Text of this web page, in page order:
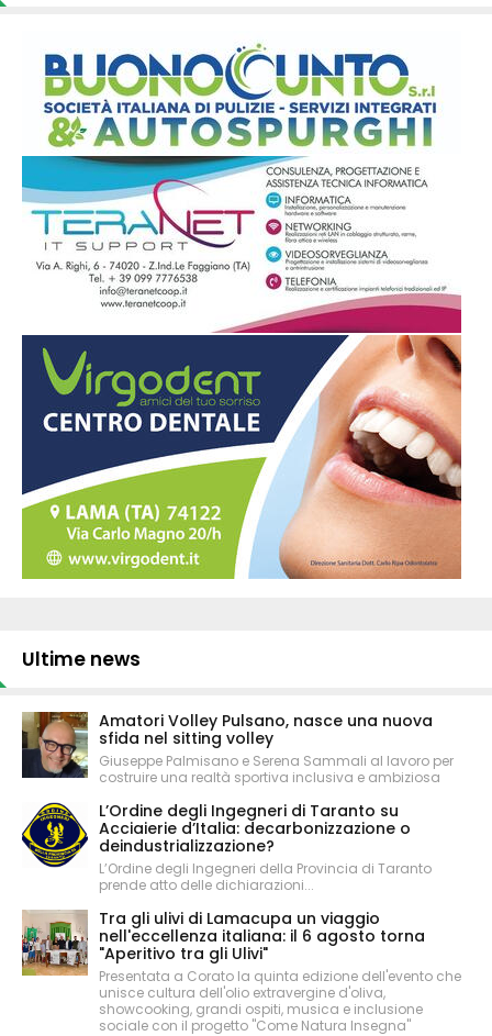
Ultime news
Amatori Volley Pulsano, nasce una nuova
sfida nel sitting volley
Giuseppe Palmisano e Serena Sammali al lavoro per
costruire una realtà sportiva inclusiva e ambiziosa
L’Ordine degli Ingegneri di Taranto su
Acciaierie d’Italia: decarbonizzazione o
deindustrializzazione?
L’Ordine degli Ingegneri della Provincia di Taranto
prende atto delle dichiarazioni...
Tra gli ulivi di Lamacupa un viaggio
nell'eccellenza italiana: il 6 agosto torna
"Aperitivo tra gli Ulivi"
Presentata a Corato la quinta edizione dell'evento che
unisce cultura dell'olio extravergine d'oliva,
showcooking, grandi ospiti, musica e inclusione
sociale con il progetto "Come Natura Insegna"